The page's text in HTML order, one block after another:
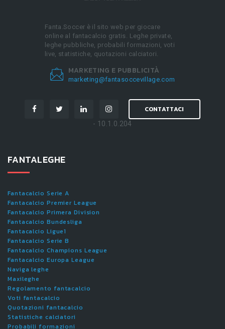
Fanta.Soccer è il sito web per giocare
online al fantacalcio gratis. Leghe private,
leghe pubbliche, probabili formazioni, voti
live, statistiche, quotazioni calciatori.
MARKETING E PUBBLICITÀ
marketing@fantasoccevillage.com
CONTATTACI
- 10.1.0.204
FANTALEGHE
Fantacalcio Serie A
Fantacalcio Premier League
Fantacalcio Primera Division
Fantacalcio Bundesliga
Fantacalcio Ligue1
Fantacalcio Serie B
Fantacalcio Champions League
Fantacalcio Europa League
Naviga leghe
Maxileghe
Regolamento fantacalcio
Voti fantacalcio
Quotazioni fantacalcio
Statistiche calciatori
Probabili formazioni